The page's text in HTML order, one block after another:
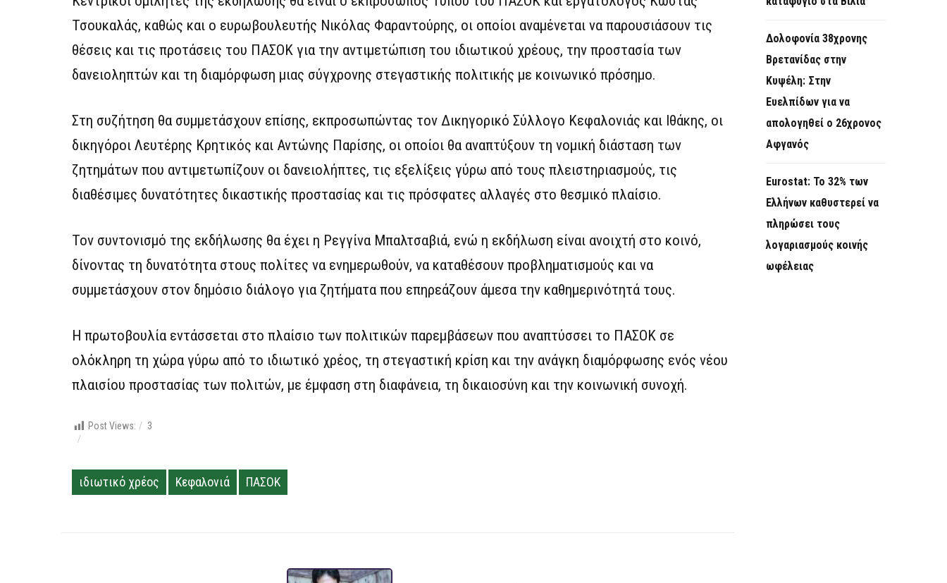
Τσουκαλάς, καθώς και ο ευρωβουλευτής Νικόλας Φαραντούρης, οι οποίοι αναμένεται να παρουσιάσουν τις
θέσεις και τις προτάσεις του ΠΑΣΟΚ για την αντιμετώπιση του ιδιωτικού χρέους, την προστασία των
δανειοληπτών και τη διαμόρφωση μιας σύγχρονης στεγαστικής πολιτικής με κοινωνικό πρόσημο.
Στη συζήτηση θα συμμετάσχουν επίσης, εκπροσωπώντας τον Δικηγορικό Σύλλογο Κεφαλονιάς και Ιθάκης, οι
δικηγόροι Λευτέρης Κρητικός και Αντώνης Παρίσης, οι οποίοι θα αναπτύξουν τη νομική διάσταση των
ζητημάτων που αντιμετωπίζουν οι δανειολήπτες, τις εξελίξεις γύρω από τους πλειστηριασμούς, τις
διαθέσιμες δυνατότητες δικαστικής προστασίας και τις πρόσφατες αλλαγές στο θεσμικό πλαίσιο.
Τον συντονισμό της εκδήλωσης θα έχει η Ρεγγίνα Μπαλτσαβιά, ενώ η εκδήλωση είναι ανοιχτή στο κοινό,
δίνοντας τη δυνατότητα στους πολίτες να ενημερωθούν, να καταθέσουν προβληματισμούς και να
συμμετάσχουν στον δημόσιο διάλογο για ζητήματα που επηρεάζουν άμεσα την καθημερινότητά τους.
Η πρωτοβουλία εντάσσεται στο πλαίσιο των πολιτικών παρεμβάσεων που αναπτύσσει το ΠΑΣΟΚ σε
ολόκληρη τη χώρα γύρω από το ιδιωτικό χρέος, τη στεγαστική κρίση και την ανάγκη διαμόρφωσης ενός νέου
πλαισίου προστασίας των πολιτών, με έμφαση στη διαφάνεια, τη δικαιοσύνη και την κοινωνική συνοχή.
Post Views: 3
ιδιωτικό χρέος Κεφαλονιά ΠΑΣΟΚ
Δολοφονία 38χρονης
Βρετανίδας στην
Κυψέλη: Στην
Ευελπίδων για να
απολογηθεί ο 26χρονος
Αφγανός
Eurostat: Το 32% των
Ελλήνων καθυστερεί να
πληρώσει τους
λογαριασμούς κοινής
ωφέλειας